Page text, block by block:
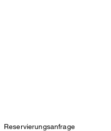
Reservierungsanfrage